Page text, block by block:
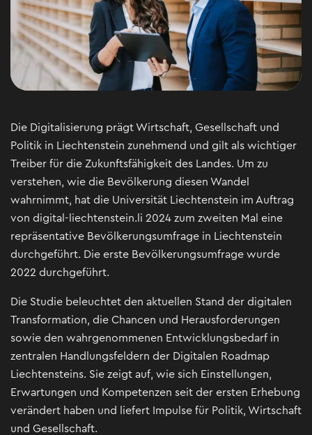
Die Digitalisierung prägt Wirtschaft, Gesellschaft und
Politik in Liechtenstein zunehmend und gilt als wichtiger
Treiber für die Zukunftsfähigkeit des Landes. Um zu
verstehen, wie die Bevölkerung diesen Wandel
wahrnimmt, hat die Universität Liechtenstein im Auftrag
von digital-liechtenstein.li 2024 zum zweiten Mal eine
repräsentative Bevölkerungsumfrage in Liechtenstein
durchgeführt. Die erste Bevölkerungsumfrage wurde
2022 durchgeführt.
Die Studie beleuchtet den aktuellen Stand der digitalen
Transformation, die Chancen und Herausforderungen
sowie den wahrgenommenen Entwicklungsbedarf in
zentralen Handlungsfeldern der Digitalen Roadmap
Liechtensteins. Sie zeigt auf, wie sich Einstellungen,
Erwartungen und Kompetenzen seit der ersten Erhebung
verändert haben und liefert Impulse für Politik, Wirtschaft
und Gesellschaft.